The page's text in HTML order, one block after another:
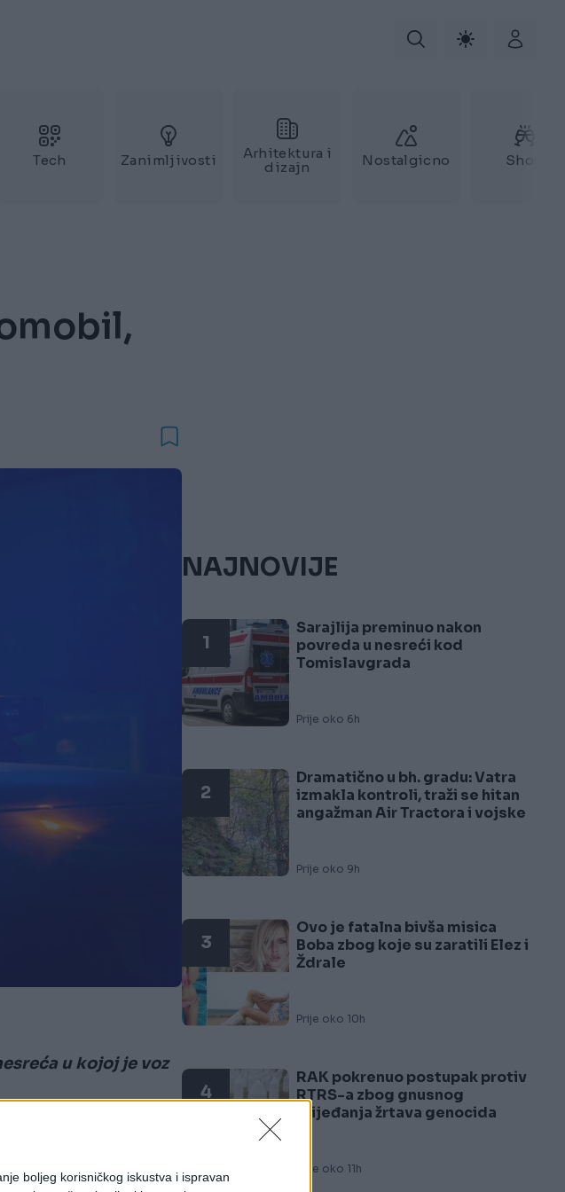
boljeg korisničkog iskustva i ispravan
Tech Zanimljivosti
Arhitektura i
dizajn
Nostalgicno Show
u kojoj je voz
se desila u
NAJNOVIJE
1
Sarajlija preminuo nakon
povreda u nesreći kod
Tomislavgrada
Prije oko 6h
2
Dramatično u bh. gradu: Vatra
izmakla kontroli, traži se hitan
angažman Air Tractora i vojske
Prije oko 9h
3
Ovo je fatalna bivša misica
Boba zbog koje su zaratili Elez i
Ždrale
Prije oko 10h
4
RAK pokrenuo postupak protiv
RTRS-a zbog gnusnog
vrijeđanja žrtava genocida
Prije oko 11h